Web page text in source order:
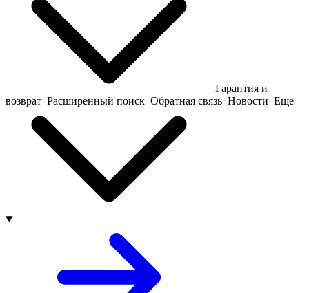
Гарантия и
возврат Расширенный поиск Обратная связь Новости Еще